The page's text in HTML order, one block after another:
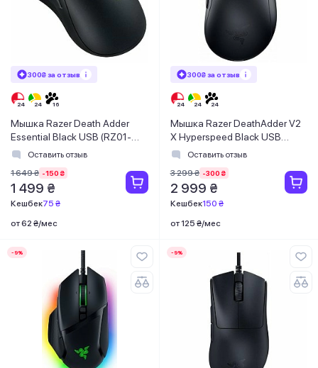
300₴ за отзыв
Мышка Razer Death Adder
Essential Black USB (RZ01-
03850100-R3M1)
Оставить отзыв
1 649 ₴ -150 ₴
1 499 ₴
Кешбек75 ₴
от 62 ₴/мес
300₴ за отзыв
Мышка Razer DeathAdder V2
X Hyperspeed Black USB
(RZ01-04130100-R3G1)
Оставить отзыв
3 299 ₴ -300 ₴
2 999 ₴
Кешбек150 ₴
от 125 ₴/мес
-9% -9%